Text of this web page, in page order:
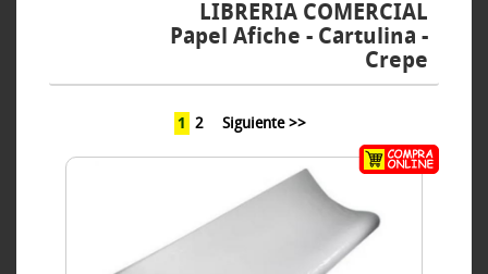
LIBRERIA COMERCIAL
Papel Afiche - Cartulina -
Crepe
1 2 Siguiente >>